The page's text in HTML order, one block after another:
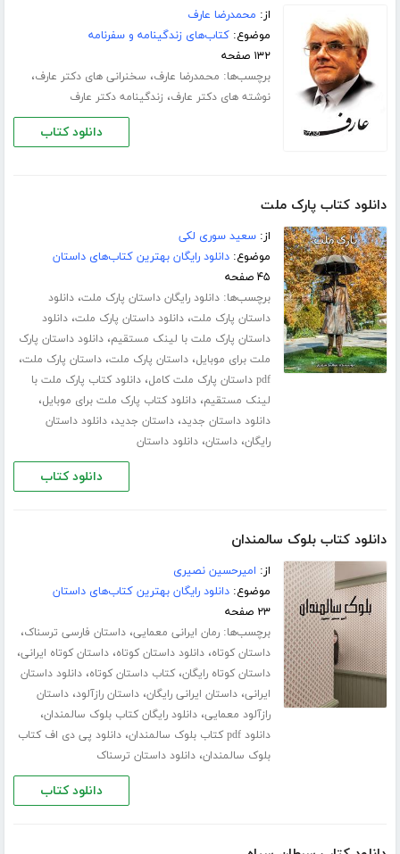
از: محمدرضا عارف
موضوع:کتاب‌های زندگینامه و سفرنامه
۱۳۲ صفحه
برچسب‌ها: محمدرضا عارف، سخنرانی های دکتر عارف،
نوشته های دکتر عارف، زندگینامه دکتر عارف
دانلود کتاب
دانلود کتاب پارک ملت
از:سعید سوری لکی
موضوع:دانلود رایگان بهترین کتاب‌های داستان
۴۵ صفحه
برچسب‌ها:دانلود رایگان داستان پارک ملت،دانلود
داستان پارک ملت،دانلود داستان پارک ملت،دانلود
داستان پارک ملت با لینک مستقیم،دانلود داستان پارک
ملت برای موبایل،داستان پارک ملت،داستان پارک ملت،
pdf داستان پارک ملت کامل ،دانلود کتاب پارک ملت با
لینک مستقیم،دانلود کتاب پارک ملت برای موبایل،
دانلود داستان جدید،داستان جدید،دانلود داستان
رایگان،داستان،دانلود داستان
دانلود کتاب
دانلود کتاب بلوک سالمندان
از: امیرحسین نصیری
موضوع:دانلود رایگان بهترین کتاب‌های داستان
۲۳ صفحه
برچسب‌ها:رمان ایرانی معمایی،داستان فارسی ترسناک،
داستان کوتاه،دانلود داستان کوتاه،داستان کوتاه ایرانی،
داستان کوتاه رایگان،کتاب داستان کوتاه،دانلود داستان
ایرانی،داستان ایرانی رایگان،داستان رازآلود،داستان
رازآلود معمایی،دانلود رایگان کتاب بلوک سالمندان،
دانلود pdf کتاب بلوک سالمندان ،دانلود پی دی اف کتاب
بلوک سالمندان،دانلود داستان ترسناک
دانلود کتاب